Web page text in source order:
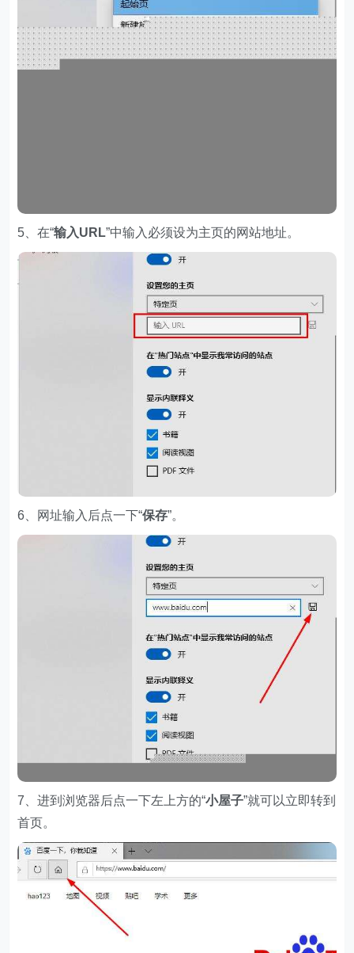
5、在“输入URL”中输入必须设为主页的网站地址。
6、网址输入后点一下“保存”。
7、进到浏览器后点一下左上方的“小屋子”就可以立即转到
首页。